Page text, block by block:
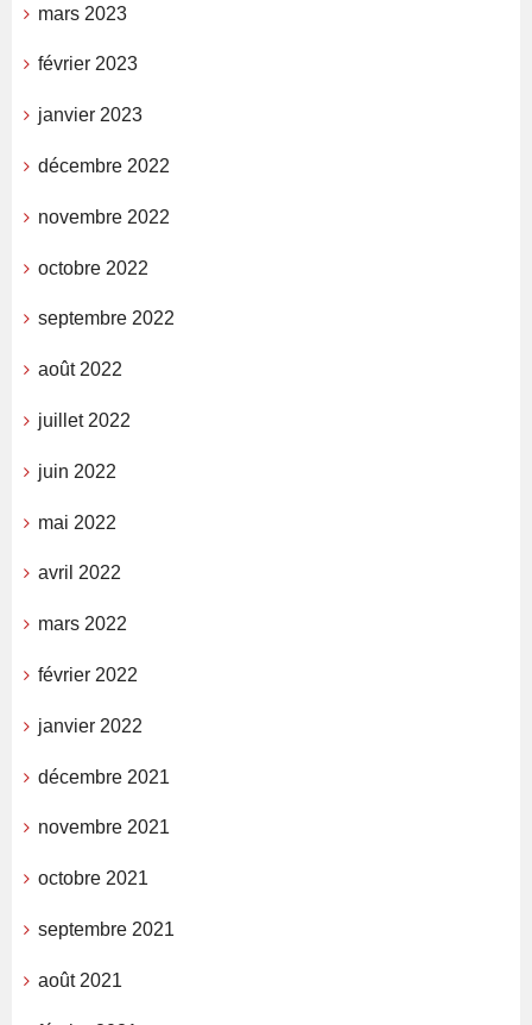
mars 2023
février 2023
janvier 2023
décembre 2022
novembre 2022
octobre 2022
septembre 2022
août 2022
juillet 2022
juin 2022
mai 2022
avril 2022
mars 2022
février 2022
janvier 2022
décembre 2021
novembre 2021
octobre 2021
septembre 2021
août 2021